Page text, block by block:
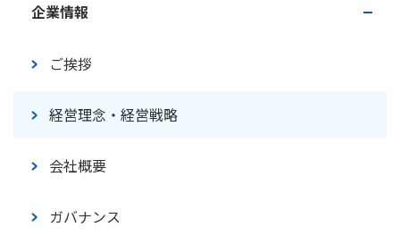
企業情報
ご挨拶
経営理念・経営戦略
会社概要
ガバナンス